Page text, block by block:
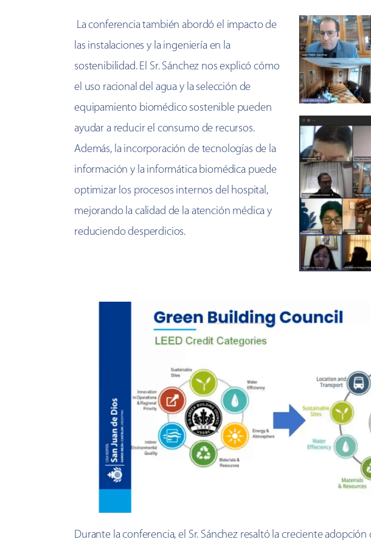
La conferencia también abordó el impacto de
las instalaciones y la ingeniería en la
sostenibilidad. El Sr. Sánchez nos explicó cómo
el uso racional del agua y la selección de
equipamiento biomédico sostenible pueden
ayudar a reducir el consumo de recursos.
Además, la incorporación de tecnologías de la
información y la informática biomédica puede
optimizar los procesos internos del hospital,
mejorando la calidad de la atención médica y
reduciendo desperdicios.
Durante la conferencia, el Sr. Sánchez resaltó la creciente adopción